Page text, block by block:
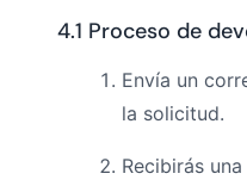
4.1 Proceso de
Envía un
la solicitud.
Recibirás